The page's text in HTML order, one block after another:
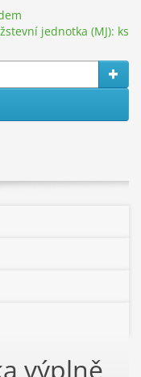
jednotka (MJ): ks
výplně